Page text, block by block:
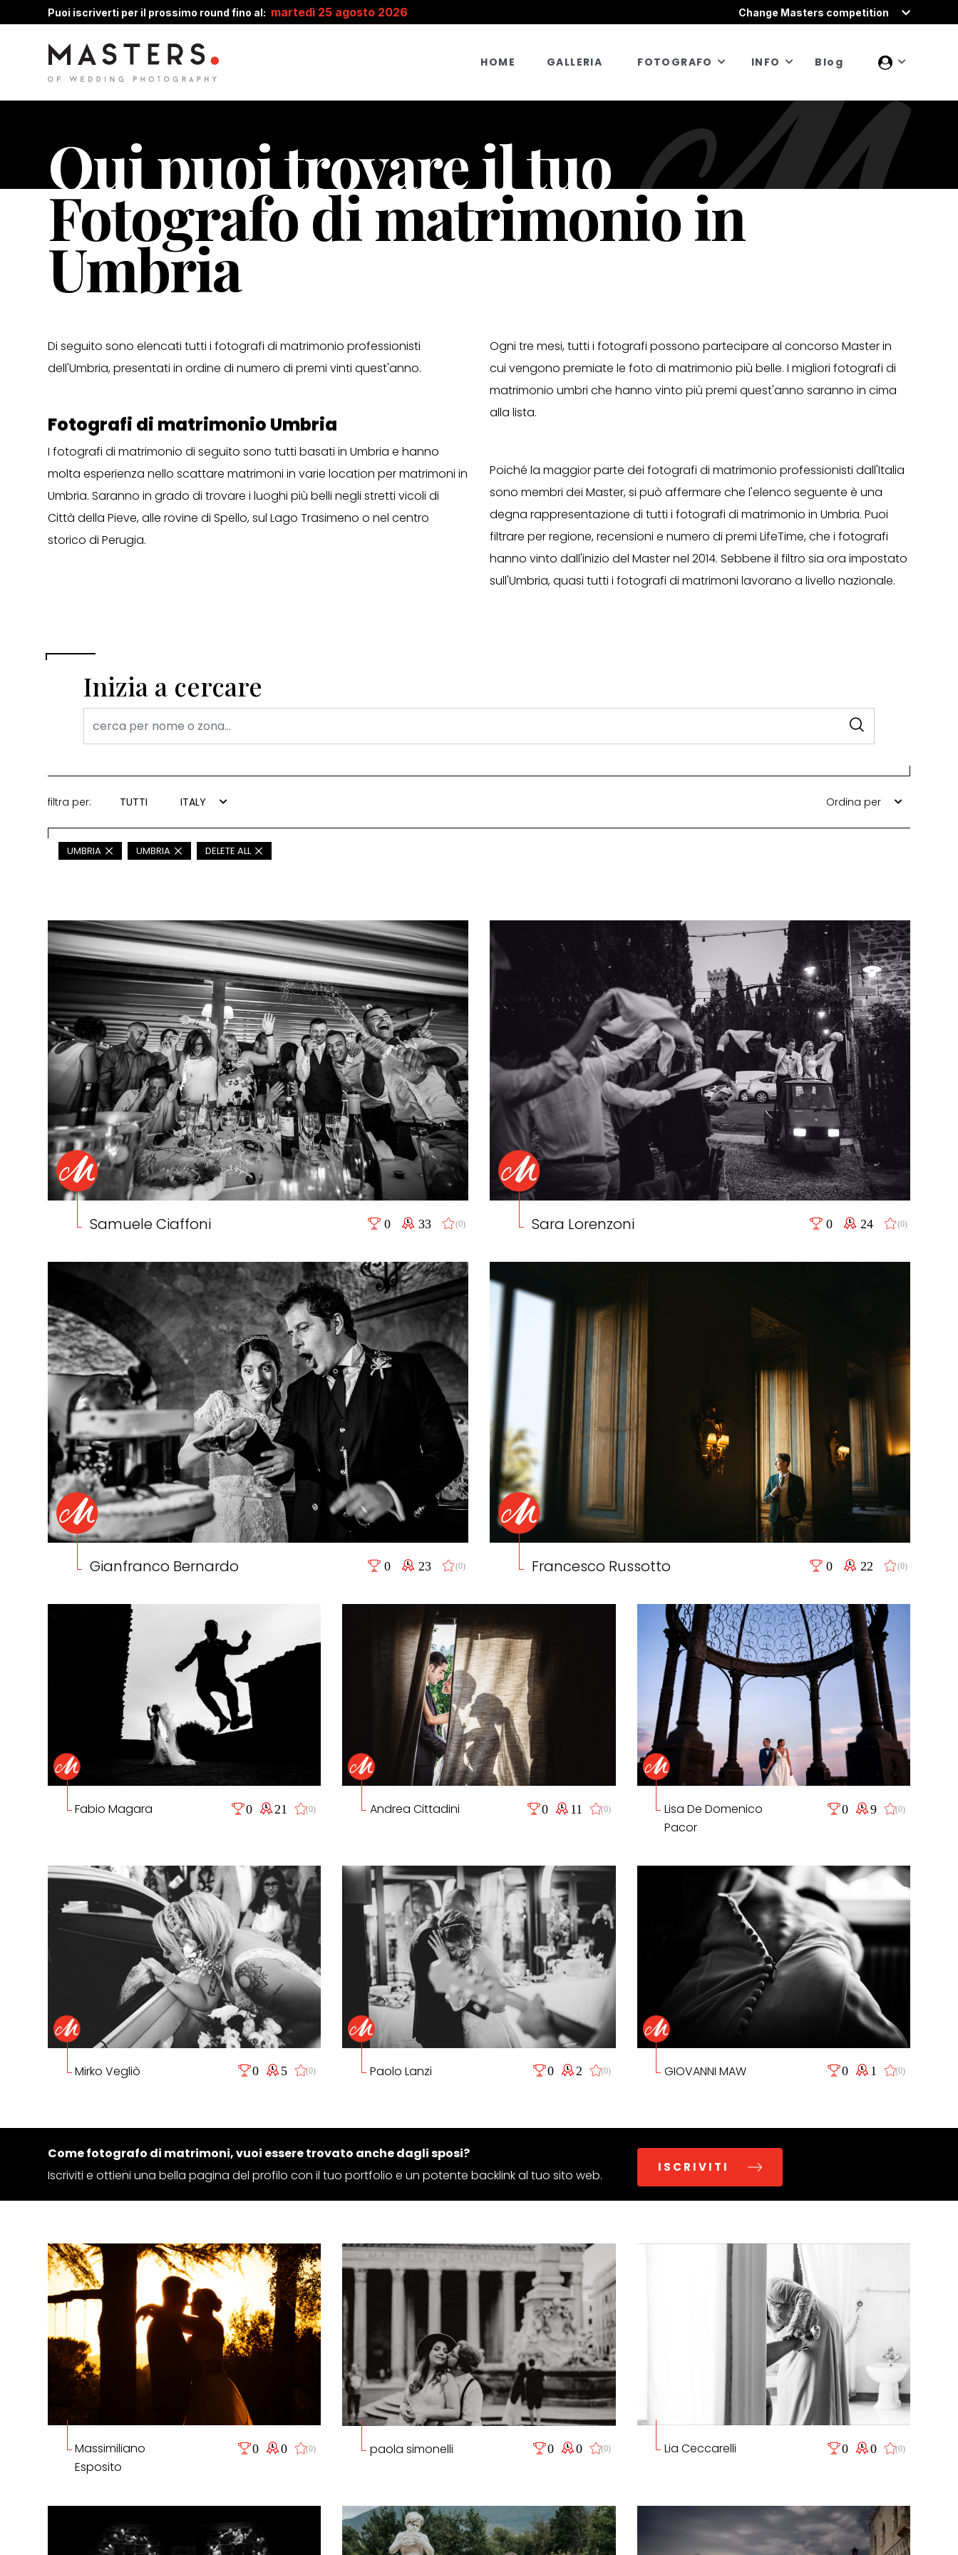
Puoi iscriverti per il prossimo round fino al: martedì 25 agosto 2026 Change Masters competition
HOME GALLERIA FOTOGRAFO INFO Blog
Qui puoi trovare il tuo
Fotografo di matrimonio in
Umbria
Di seguito sono elencati tutti i fotografi di matrimonio professionisti
dell'Umbria, presentati in ordine di numero di premi vinti quest'anno.
Fotografi di matrimonio Umbria
I fotografi di matrimonio di seguito sono tutti basati in Umbria e hanno
molta esperienza nello scattare matrimoni in varie location per matrimoni in
Umbria. Saranno in grado di trovare i luoghi più belli negli stretti vicoli di
Città della Pieve, alle rovine di Spello, sul Lago Trasimeno o nel centro
storico di Perugia.
Ogni tre mesi, tutti i fotografi possono partecipare al concorso Master in
cui vengono premiate le foto di matrimonio più belle. I migliori fotografi di
matrimonio umbri che hanno vinto più premi quest'anno saranno in cima
alla lista.
Poiché la maggior parte dei fotografi di matrimonio professionisti dall'Italia
sono membri dei Master, si può affermare che l'elenco seguente è una
degna rappresentazione di tutti i fotografi di matrimonio in Umbria. Puoi
filtrare per regione, recensioni e numero di premi LifeTime, che i fotografi
hanno vinto dall'inizio del Master nel 2014. Sebbene il filtro sia ora impostato
sull'Umbria, quasi tutti i fotografi di matrimoni lavorano a livello nazionale.
Inizia a cercare
filtra per: TUTTI ITALY Ordina per
UMBRIA UMBRIA DELETE ALL
Samuele Ciaffoni 0 33 (0) Sara Lorenzoni 0 24 (0)
Gianfranco Bernardo 0 23 (0) Francesco Russotto 0 22 (0)
Fabio Magara 0 21 (0) Andrea Cittadini 0 11 (0)
Lisa De Domenico
Pacor
0 9 (0)
Mirko Vegliò 0 5 (0) Paolo Lanzi 0 2 (0) GIOVANNI MAW 0 1 (0)
Come fotografo di matrimoni, vuoi essere trovato anche dagli sposi?
Iscriviti e ottieni una bella pagina del profilo con il tuo portfolio e un potente backlink al tuo sito web.
ISCRIVITI
Massimiliano
Esposito
0 0 (0) paola simonelli 0 0 (0) Lia Ceccarelli 0 0 (0)